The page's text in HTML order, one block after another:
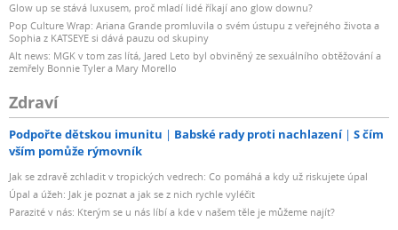
Glow up se stává luxusem, proč mladí lidé říkají ano glow downu?
Pop Culture Wrap: Ariana Grande promluvila o svém ústupu z veřejného života a
Sophia z KATSEYE si dává pauzu od skupiny
Alt news: MGK v tom zas lítá, Jared Leto byl obviněný ze sexuálního obtěžování a
zemřely Bonnie Tyler a Mary Morello
Zdraví
Podpořte dětskou imunitu Babské rady proti nachlazení
S čím
vším pomůže rýmovník
Jak se zdravě zchladit v tropických vedrech: Co pomáhá a kdy už riskujete úpal
Úpal a úžeh: Jak je poznat a jak se z nich rychle vyléčit
Parazité v nás: Kterým se u nás líbí a kde v našem těle je můžeme najít?